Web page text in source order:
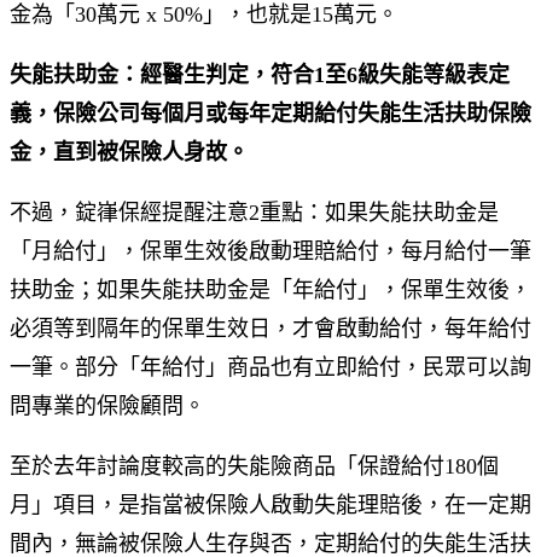
金為「30萬元 x 50%」，也就是15萬元。
失能扶助金：經醫生判定，符合1至6級失能等級表定
義，保險公司每個月或每年定期給付失能生活扶助保險
金，直到被保險人身故。
不過，錠嵂保經提醒注意2重點：如果失能扶助金是
「月給付」，保單生效後啟動理賠給付，每月給付一筆
扶助金；如果失能扶助金是「年給付」，保單生效後，
必須等到隔年的保單生效日，才會啟動給付，每年給付
一筆。部分「年給付」商品也有立即給付，民眾可以詢
問專業的保險顧問。
至於去年討論度較高的失能險商品「保證給付180個
月」項目，是指當被保險人啟動失能理賠後，在一定期
間內，無論被保險人生存與否，定期給付的失能生活扶